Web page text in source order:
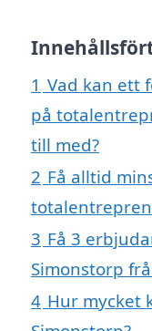
1 Vad kan ett
på
till med?
2 Få alltid
3 Få 3
Simonstorp
4 Hur mycket